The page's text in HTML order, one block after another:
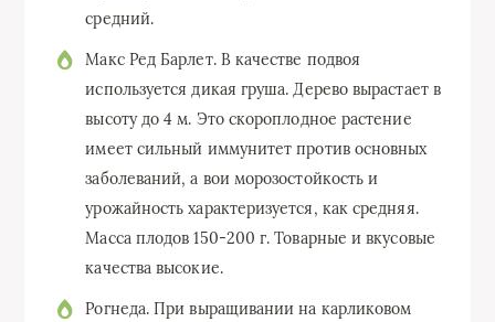
средний.
Макс Ред Барлет. В качестве подвоя
используется дикая груша. Дерево вырастает в
высоту до 4 м. Это скороплодное растение
имеет сильный иммунитет против основных
заболеваний, а вои морозостойкость и
урожайность характеризуется, как средняя.
Масса плодов 150-200 г. Товарные и вкусовые
качества высокие.
Рогнеда. При выращивании на карликовом